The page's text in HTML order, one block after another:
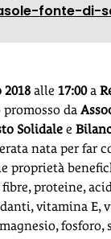
fonte-di-
2018 alle 17:00a
da
Solidale e
nata per far
proprietà
proteine,
vitamina E,
fosforo,